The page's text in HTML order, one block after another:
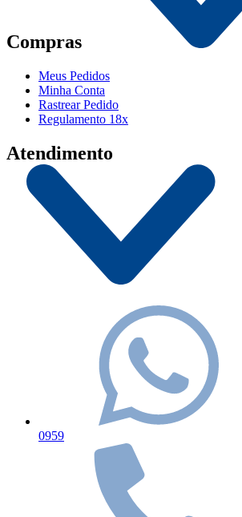
Compras
Meus Pedidos
Minha Conta
Rastrear Pedido
Regulamento 18x
Atendimento
0959